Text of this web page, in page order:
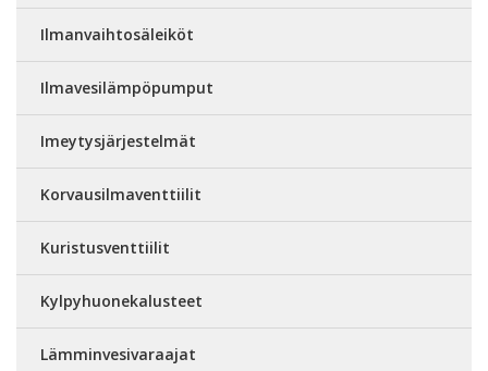
Ilmanvaihtosäleiköt
Ilmavesilämpöpumput
Imeytysjärjestelmät
Korvausilmaventtiilit
Kuristusventtiilit
Kylpyhuonekalusteet
Lämminvesivaraajat